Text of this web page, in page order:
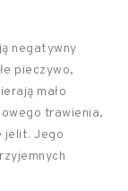
negatywny
pieczywo,
mało
trawienia,
jelit. Jego